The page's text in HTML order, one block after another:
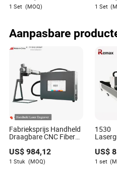
verwarming, vormen,
snijden en terugwinden
1 Set (MOQ) 1 Set
Aanpasbare
Fabrieksprijs Handheld
Draagbare CNC Fiber
Graveer Markeer
Beitelmachine
US$984,12
1 Stuk (MOQ)
1530
CNC
US$
1 set